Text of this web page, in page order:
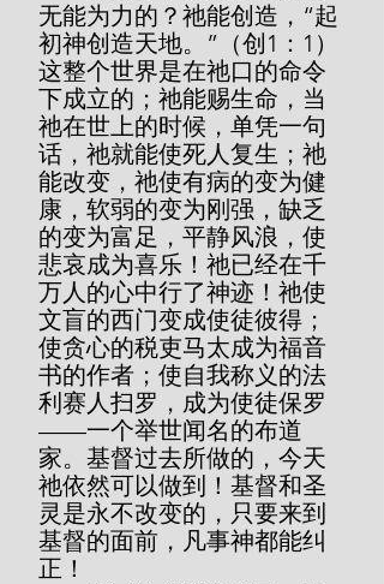
无能为力的？祂能创造，“起
初神创造天地。”（创1：1）
这整个世界是在祂口的命令
下成立的；祂能赐生命，当
祂在世上的时候，单凭一句
话，祂就能使死人复生；祂
能改变，祂使有病的变为健
康，软弱的变为刚强，缺乏
的变为富足，平静风浪，使
悲哀成为喜乐！祂已经在千
万人的心中行了神迹！祂使
文盲的西门变成使徒彼得；
使贪心的税吏马太成为福音
书的作者；使自我称义的法
利赛人扫罗，成为使徒保罗
——一个举世闻名的布道
家。基督过去所做的，今天
祂依然可以做到！基督和圣
灵是永不改变的，只要来到
基督的面前，凡事神都能纠
正！